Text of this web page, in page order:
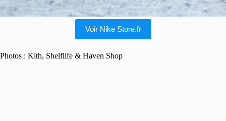
Voir Nike Store.fr
Photos : Kith, Shelflife & Haven Shop